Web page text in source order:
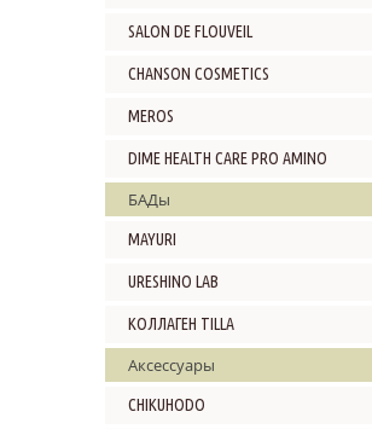
SALON DE FLOUVEIL
CHANSON COSMETICS
MEROS
DIME HEALTH CARE PRO AMINO
БАДы
MAYURI
URESHINO LAB
КОЛЛАГЕН TILLA
Аксессуары
CHIKUHODO